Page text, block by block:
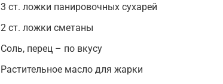
3 ст. ложки панировочных сухарей
2 ст. ложки сметаны
Соль, перец – по вкусу
Растительное масло для жарки